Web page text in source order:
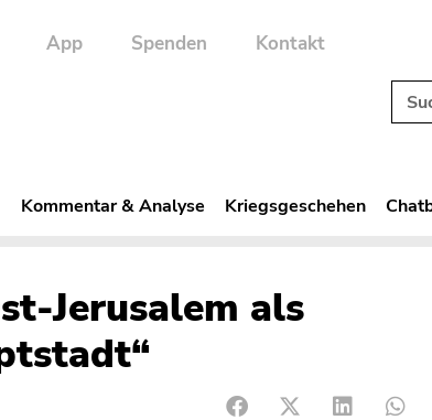
App Spenden Kontakt
Kommentar & Analyse Kriegsgeschehen
Jerusalem als